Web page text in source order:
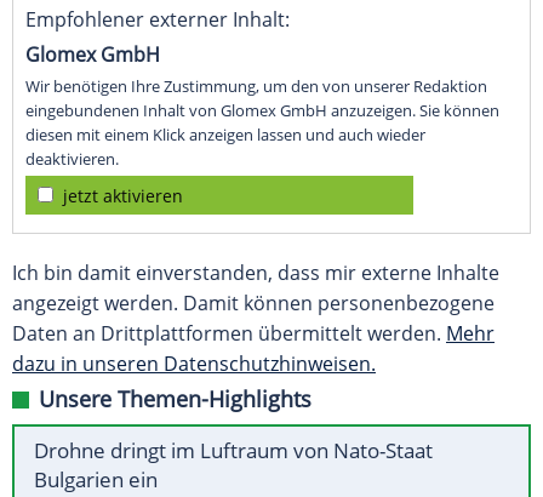
Empfohlener externer Inhalt:
Glomex GmbH
Wir benötigen Ihre Zustimmung, um den von unserer Redaktion
eingebundenen Inhalt von Glomex GmbH anzuzeigen. Sie können
diesen mit einem Klick anzeigen lassen und auch wieder
deaktivieren.
jetzt aktivieren
Ich bin damit einverstanden, dass mir externe Inhalte
angezeigt werden. Damit können personenbezogene
Daten an Drittplattformen übermittelt werden. Mehr
dazu in unseren Datenschutzhinweisen.
Unsere Themen-Highlights
Drohne dringt im Luftraum von Nato-Staat
Bulgarien ein